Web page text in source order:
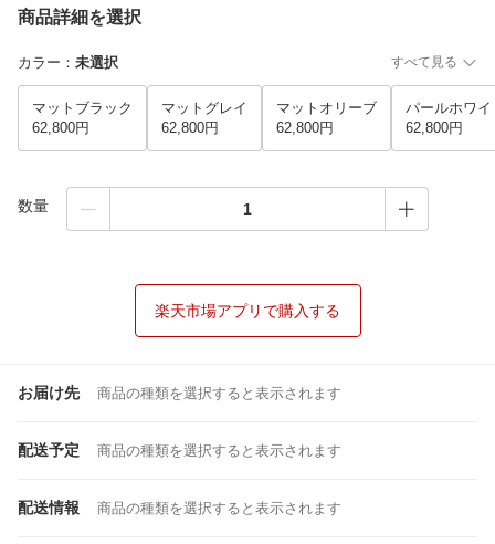
商品詳細を選択
カラー ： 未選択 すべて見る
マットブラック
62,800円
マットグレイ
62,800円
マットオリーブ
62,800円
パールホワイ
62,800円
数量
楽天市場アプリで購入する
お届け先 商品の種類を選択すると表示されます
配送予定 商品の種類を選択すると表示されます
配送情報 商品の種類を選択すると表示されます